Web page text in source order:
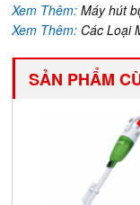
Xem Thêm:Máy hút
Xem Thêm: Các Loại
SẢN PHẨM